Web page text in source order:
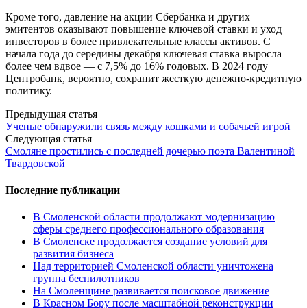
Кроме того, давление на акции Сбербанка и других
эмитентов оказывают повышение ключевой ставки и уход
инвесторов в более привлекательные классы активов. С
начала года до середины декабря ключевая ставка выросла
более чем вдвое — с 7,5% до 16% годовых. В 2024 году
Центробанк, вероятно, сохранит жесткую денежно-кредитную
политику.
Post
navigation
Предыдущая статья
Ученые обнаружили связь между кошками и собачьей игрой
Следующая статья
Смоляне простились с последней дочерью поэта Валентиной
Твардовской
Последние публикации
В Смоленской области продолжают модернизацию
сферы среднего профессионального образования
В Смоленске продолжается создание условий для
развития бизнеса
Над территорией Смоленской области уничтожена
группа беспилотников
На Смоленщине развивается поисковое движение
В Красном Бору после масштабной реконструкции